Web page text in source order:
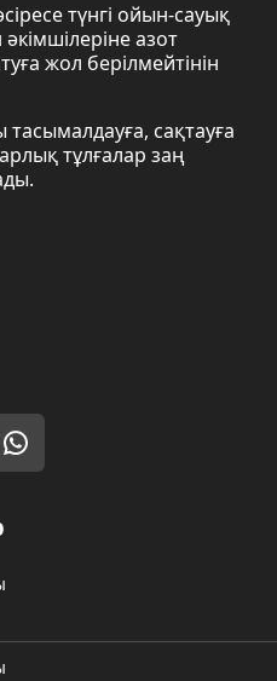
түнгі ойын-сауық
азот
жол берілмейтінін
сақтауға
тұлғалар заң